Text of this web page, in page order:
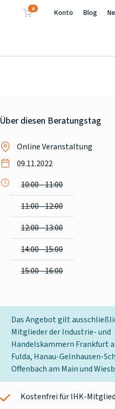
0 Konto Blog
Über diesen Beratungstag
Online Veranstaltung
09.11.2022
10:00 - 11:00
11:00 - 12:00
12:00 - 13:00
14:00 - 15:00
15:00 - 16:00
Das Angebot gilt
Mitglieder der Industrie- und
Handelskammern Frankfurt
Fulda, Hanau-Gelnhausen-
Offenbach am Main und
Kostenfrei für IHK-